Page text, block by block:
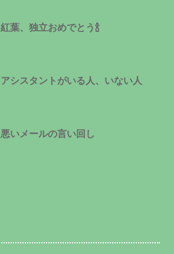
紅葉、独立おめでとう🍾
アシスタントがいる人、いない人
悪いメールの言い回し